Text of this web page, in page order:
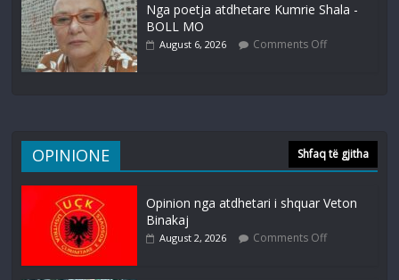
Nga poetja atdhetare Kumrie Shala -
BOLL MO
August 6, 2026 Comments Off
OPINIONE Shfaq të gjitha
Opinion nga atdhetari i shquar Veton
Binakaj
August 2, 2026 Comments Off